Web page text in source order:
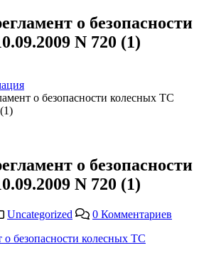
о безопасности
N 720 (1)
о безопасности колесных ТС
о безопасности
N 720 (1)
Uncategorized
0 Комментариев
о безопасности колесных ТС